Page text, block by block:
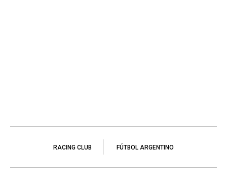
RACING CLUB FÚTBOL ARGENTINO